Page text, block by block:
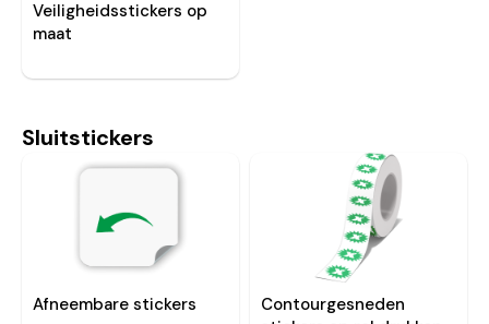
Veiligheidsstickers op
maat
Sluitstickers
Afneembare stickers
Contourgesneden